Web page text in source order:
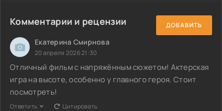
Комментарии и рецензии ДОБАВИТЬ
Екатерина Смирнова
20 апреля 2026 21:30
Отличный фильм с напряжённым сюжетом! Актерская
игра на высоте, особенно у главного героя. Стоит
посмотреть!
Ответить Цитировать